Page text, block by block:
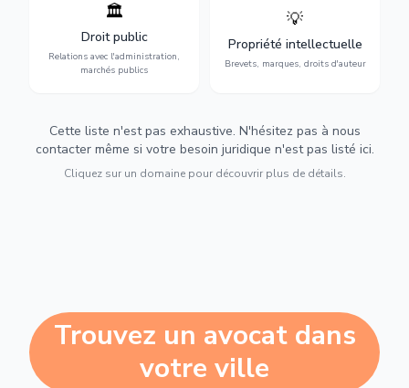
🏛️
Droit public
Relations avec l'administration,
marchés publics
Gestion de vos relations
avec l'administration :
marchés publics,
urbanisme et contentieux.
💡
Propriété intellectuelle
Brevets, marques, droits d'auteur
Protection de vos créations
d'auteur et lutte contre la
contrefaçon.
Cette liste n'est pas exhaustive. N'hésitez pas à nous
contacter même si votre besoin juridique n'est pas listé ici.
Cliquez sur un domaine pour découvrir plus de détails.
Trouvez un avocat dans
votre ville